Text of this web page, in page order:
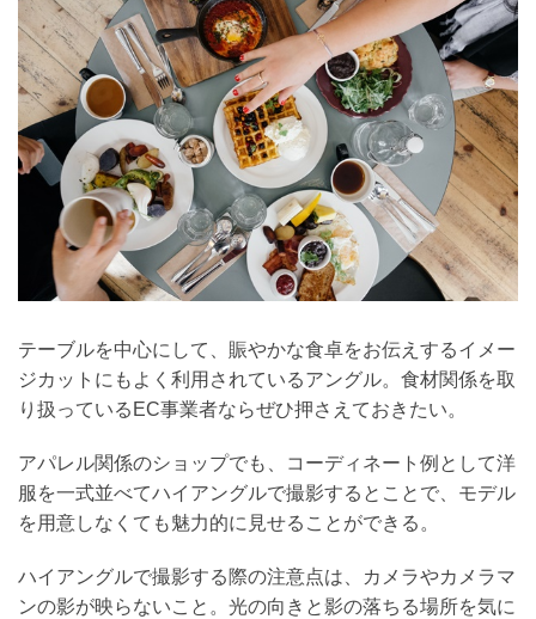
テーブルを中心にして、賑やかな食卓をお伝えするイメー
ジカットにもよく利用されているアングル。食材関係を取
り扱っているEC事業者ならぜひ押さえておきたい。
アパレル関係のショップでも、コーディネート例として洋
服を一式並べてハイアングルで撮影するとことで、モデル
を用意しなくても魅力的に見せることができる。
ハイアングルで撮影する際の注意点は、カメラやカメラマ
ンの影が映らないこと。光の向きと影の落ちる場所を気に